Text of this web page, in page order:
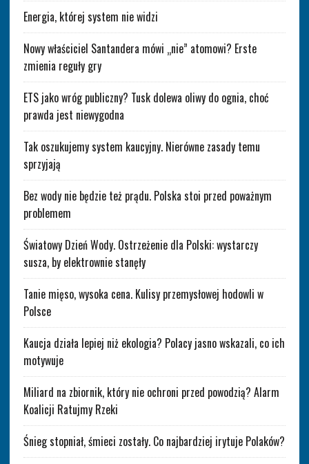
Energia, której system nie widzi
Nowy właściciel Santandera mówi „nie” atomowi? Erste
zmienia reguły gry
ETS jako wróg publiczny? Tusk dolewa oliwy do ognia, choć
prawda jest niewygodna
Tak oszukujemy system kaucyjny. Nierówne zasady temu
sprzyjają
Bez wody nie będzie też prądu. Polska stoi przed poważnym
problemem
Światowy Dzień Wody. Ostrzeżenie dla Polski: wystarczy
susza, by elektrownie stanęły
Tanie mięso, wysoka cena. Kulisy przemysłowej hodowli w
Polsce
Kaucja działa lepiej niż ekologia? Polacy jasno wskazali, co ich
motywuje
Miliard na zbiornik, który nie ochroni przed powodzią? Alarm
Koalicji Ratujmy Rzeki
Śnieg stopniał, śmieci zostały. Co najbardziej irytuje Polaków?